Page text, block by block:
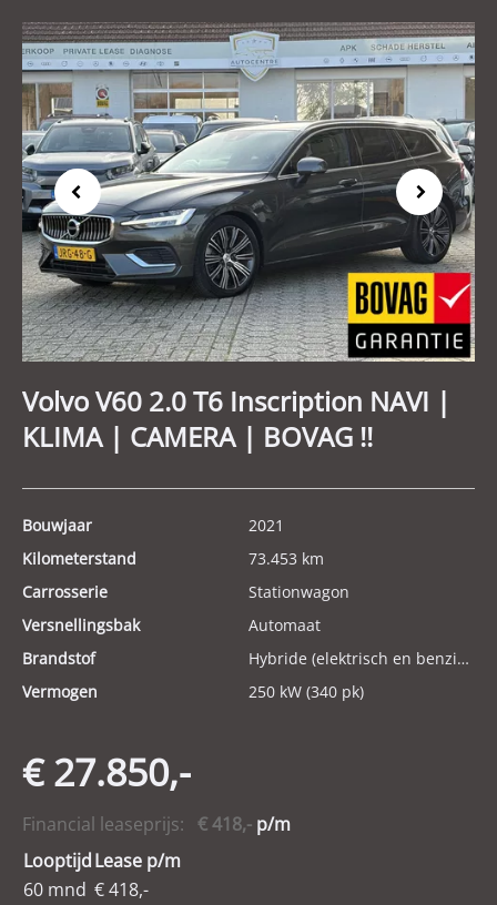
Previous Next
Volvo V60 2.0 T6 Inscription NAVI |
KLIMA | CAMERA | BOVAG !!
Bouwjaar
2021
Kilometerstand
73.453 km
Carrosserie
Stationwagon
Versnellingsbak
Automaat
Brandstof
Hybride (elektrisch en benzine)
Vermogen
250 kW (340 pk)
€ 27.850,-
Financial leaseprijs: € 418,- p/m
LooptijdLease p/m
60 mnd € 418,-